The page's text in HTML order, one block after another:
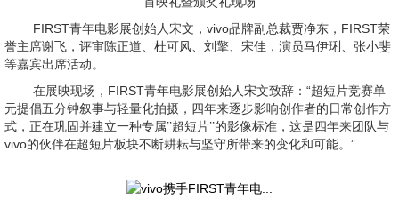
FIRST青年电影展创始人宋文，vivo品牌副总裁贾净东，FIRST荣
誉主席谢飞，评审陈正道、杜可风、刘擎、宋佳，演员马伊琍、张小斐
等嘉宾出席活动。
在展映现场，FIRST青年电影展创始人宋文致辞：“超短片竞赛单
元提倡五分钟叙事与轻量化拍摄，四年来逐步影响创作者的日常创作方
式，正在巩固并建立一种专属’’超短片’’的影像标准，这是四年来团队与
vivo的伙伴在超短片板块不断耕耘与坚守所带来的变化和可能。”